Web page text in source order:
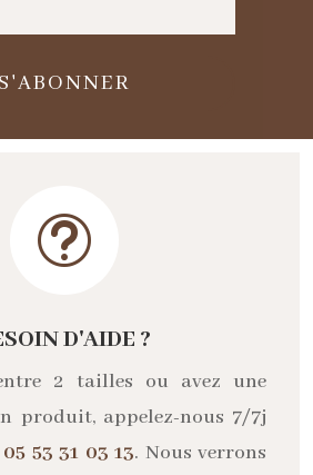
S'ABONNER
t
D'AIDE ?
2 tailles ou avez une
produit, appelez-nous 7/7j
05 53 31 03 13. Nous verrons